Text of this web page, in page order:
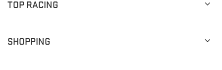
TOP RACING
SHOPPING